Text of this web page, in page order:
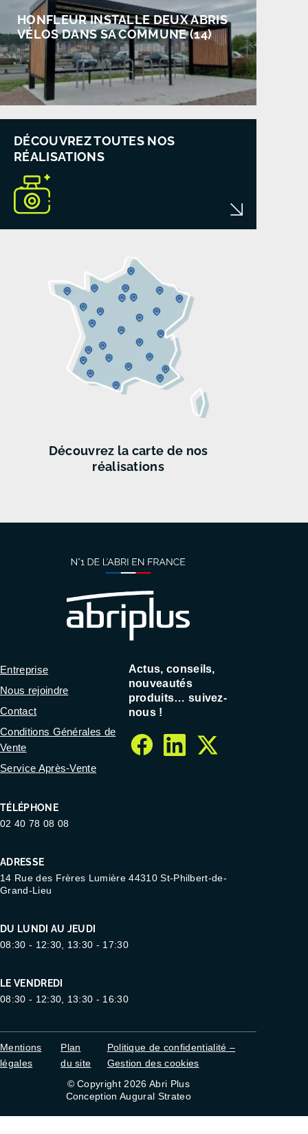
HONFLEUR INSTALLE DEUX ABRIS
VÉLOS DANS SA COMMUNE (14)
DÉCOUVREZ TOUTES NOS
RÉALISATIONS
Découvrez la carte de nos
réalisations
TÉLÉPHONE
02 40 78 08 08
ADRESSE
14 Rue des Frères Lumière 44310 St-Philbert-de-
Grand-Lieu
DU LUNDI AU JEUDI
08:30 - 12:30, 13:30 - 17:30
LE VENDREDI
08:30 - 12:30, 13:30 - 16:30
Entreprise
Nous rejoindre
Contact
Conditions Générales de
Vente
Service Après-Vente
Actus, conseils,
nouveautés
produits… suivez-
nous !
facebook
linkedin
twitter
Mentions
légales
Plan
du site
Politique de confidentialité –
Gestion des cookies
© Copyright 2026 Abri Plus
Conception Augural Strateo